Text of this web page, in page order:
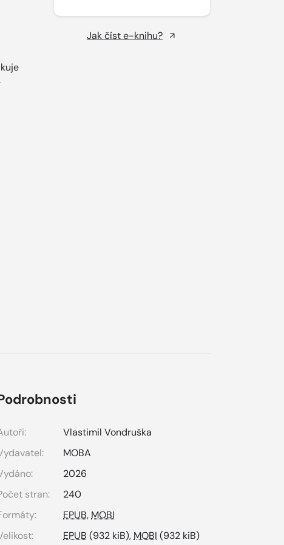
Jak číst e-knihu?
Vlastimil Vondruška
MOBA
2026
stran:
240
EPUB, MOBI
EPUB (932 kiB), MOBI (932 kiB)